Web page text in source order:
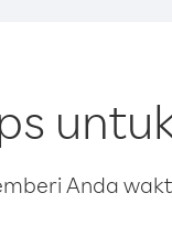
Anda